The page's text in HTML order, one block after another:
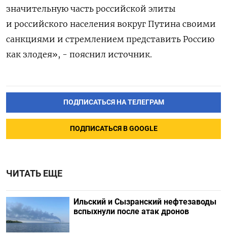
значительную часть российской элиты
и российского населения вокруг Путина своими
санкциями и стремлением представить Россию
как злодея», - пояснил источник.
ПОДПИСАТЬСЯ НА ТЕЛЕГРАМ
ПОДПИСАТЬСЯ В GOOGLE
ЧИТАТЬ ЕЩЕ
Ильский и Сызранский нефтезаводы
вспыхнули после атак дронов